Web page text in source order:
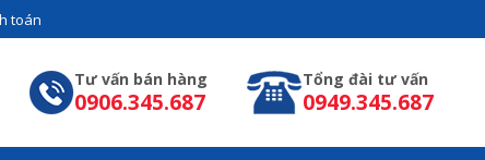
toán
Tư vấn bán hàng
0906.345.687
Tổng đài tư vấn
0949.345.687